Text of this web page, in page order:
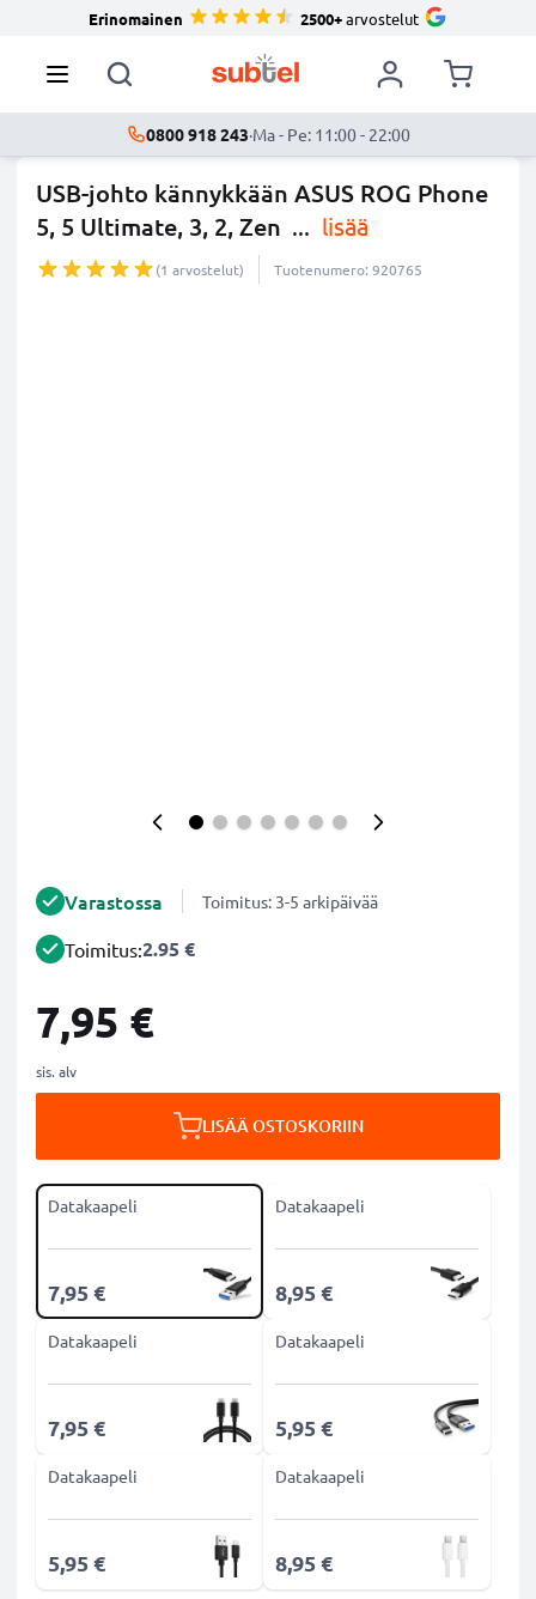
Erinomainen 2500+arvostelut
0800 918 243·Ma - Pe: 11:00 - 22:00
USB-johto kännykkään ASUS ROG Phone
5, 5 Ultimate, 3, 2, Zen ... lisää
(1 arvostelut) Tuotenumero: 920765
Varastossa Toimitus: 3-5 arkipäivää
Toimitus:2.95 €
7,95 €
sis. alv
LISÄÄ OSTOSKORIIN
Datakaapeli
7,95 €
Datakaapeli
8,95 €
Datakaapeli
7,95 €
Datakaapeli
5,95 €
Datakaapeli
5,95 €
Datakaapeli
8,95 €